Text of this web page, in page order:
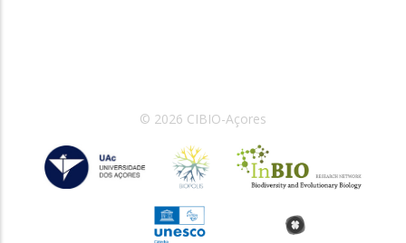
© 2026 CIBIO-Açores